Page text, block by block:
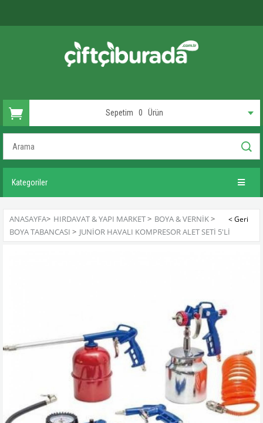
Sepetim 0 Ürün
Kategoriler
ANASAYFA> HIRDAVAT & YAPI MARKET> BOYA & VERNIK>
BOYA TABANCASI > JUNIOR HAVALI KOMPRESOR ALET SETI 5'LI